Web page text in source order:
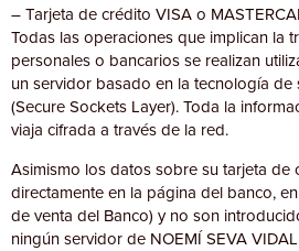
– Tarjeta de crédito VISA o
Todas las operaciones que implican la
personales o bancarios se realizan
un servidor basado en la tecnología de
(Secure Sockets Layer). Toda la
viaja cifrada a través de la red.
Asimismo los datos sobre su tarjeta
directamente en la página del banco,
de venta del Banco) y no son
ningún servidor de NOEMÍ SEVA